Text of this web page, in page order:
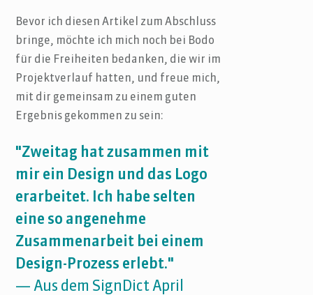
Bevor ich diesen Artikel zum Abschluss
bringe, möchte ich mich noch bei Bodo
für die Freiheiten bedanken, die wir im
Projektverlauf hatten, und freue mich,
mit dir gemeinsam zu einem guten
Ergebnis gekommen zu sein:
"Zweitag hat zusammen mit
mir ein Design und das Logo
erarbeitet. Ich habe selten
eine so angenehme
Zusammenarbeit bei einem
Design-Prozess erlebt."
— Aus dem SignDict April